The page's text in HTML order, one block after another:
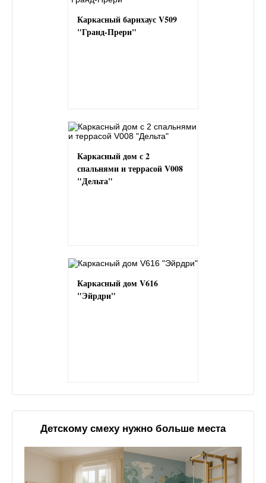
Каркасный барнхаус V509
"Гранд-Прери"
Каркасный дом с 2
спальнями и террасой V008
"Дельта"
Каркасный дом V616
"Эйрдри"
Детскому смеху нужно больше места